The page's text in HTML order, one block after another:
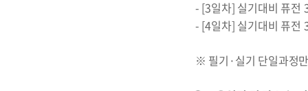
- [3일차] 실기대비 퓨전
- [4일차] 실기대비 퓨전
※ 필기·실기 단일과정